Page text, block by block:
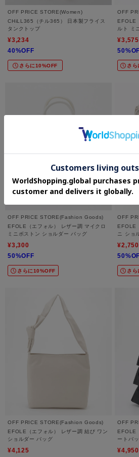
OFF PRICE STORE(Women)
CHiLL365（チル365） 日本製フライス
タンクトップ
¥3,234
40%OFF
さらに10%OFF
OFF
EFOLE
ルト ミ
¥3,575
さら
OFF PRICE STORE(Fashion Goods)
EFOLE（エフォル） レザー調 マイクロ
ミニボストン ショルダー バッグ
¥3,300
50%OFF
さらに10%OFF
OFF
EFOLE
ニ ショ
¥2,750
さら
OFF PRICE STORE(Fashion Goods)
EFOLE（エフォル） レザー調 結び ワン
ショルダー バッグ
¥4,125
OFF
EFOLE
ートバ
¥4,950